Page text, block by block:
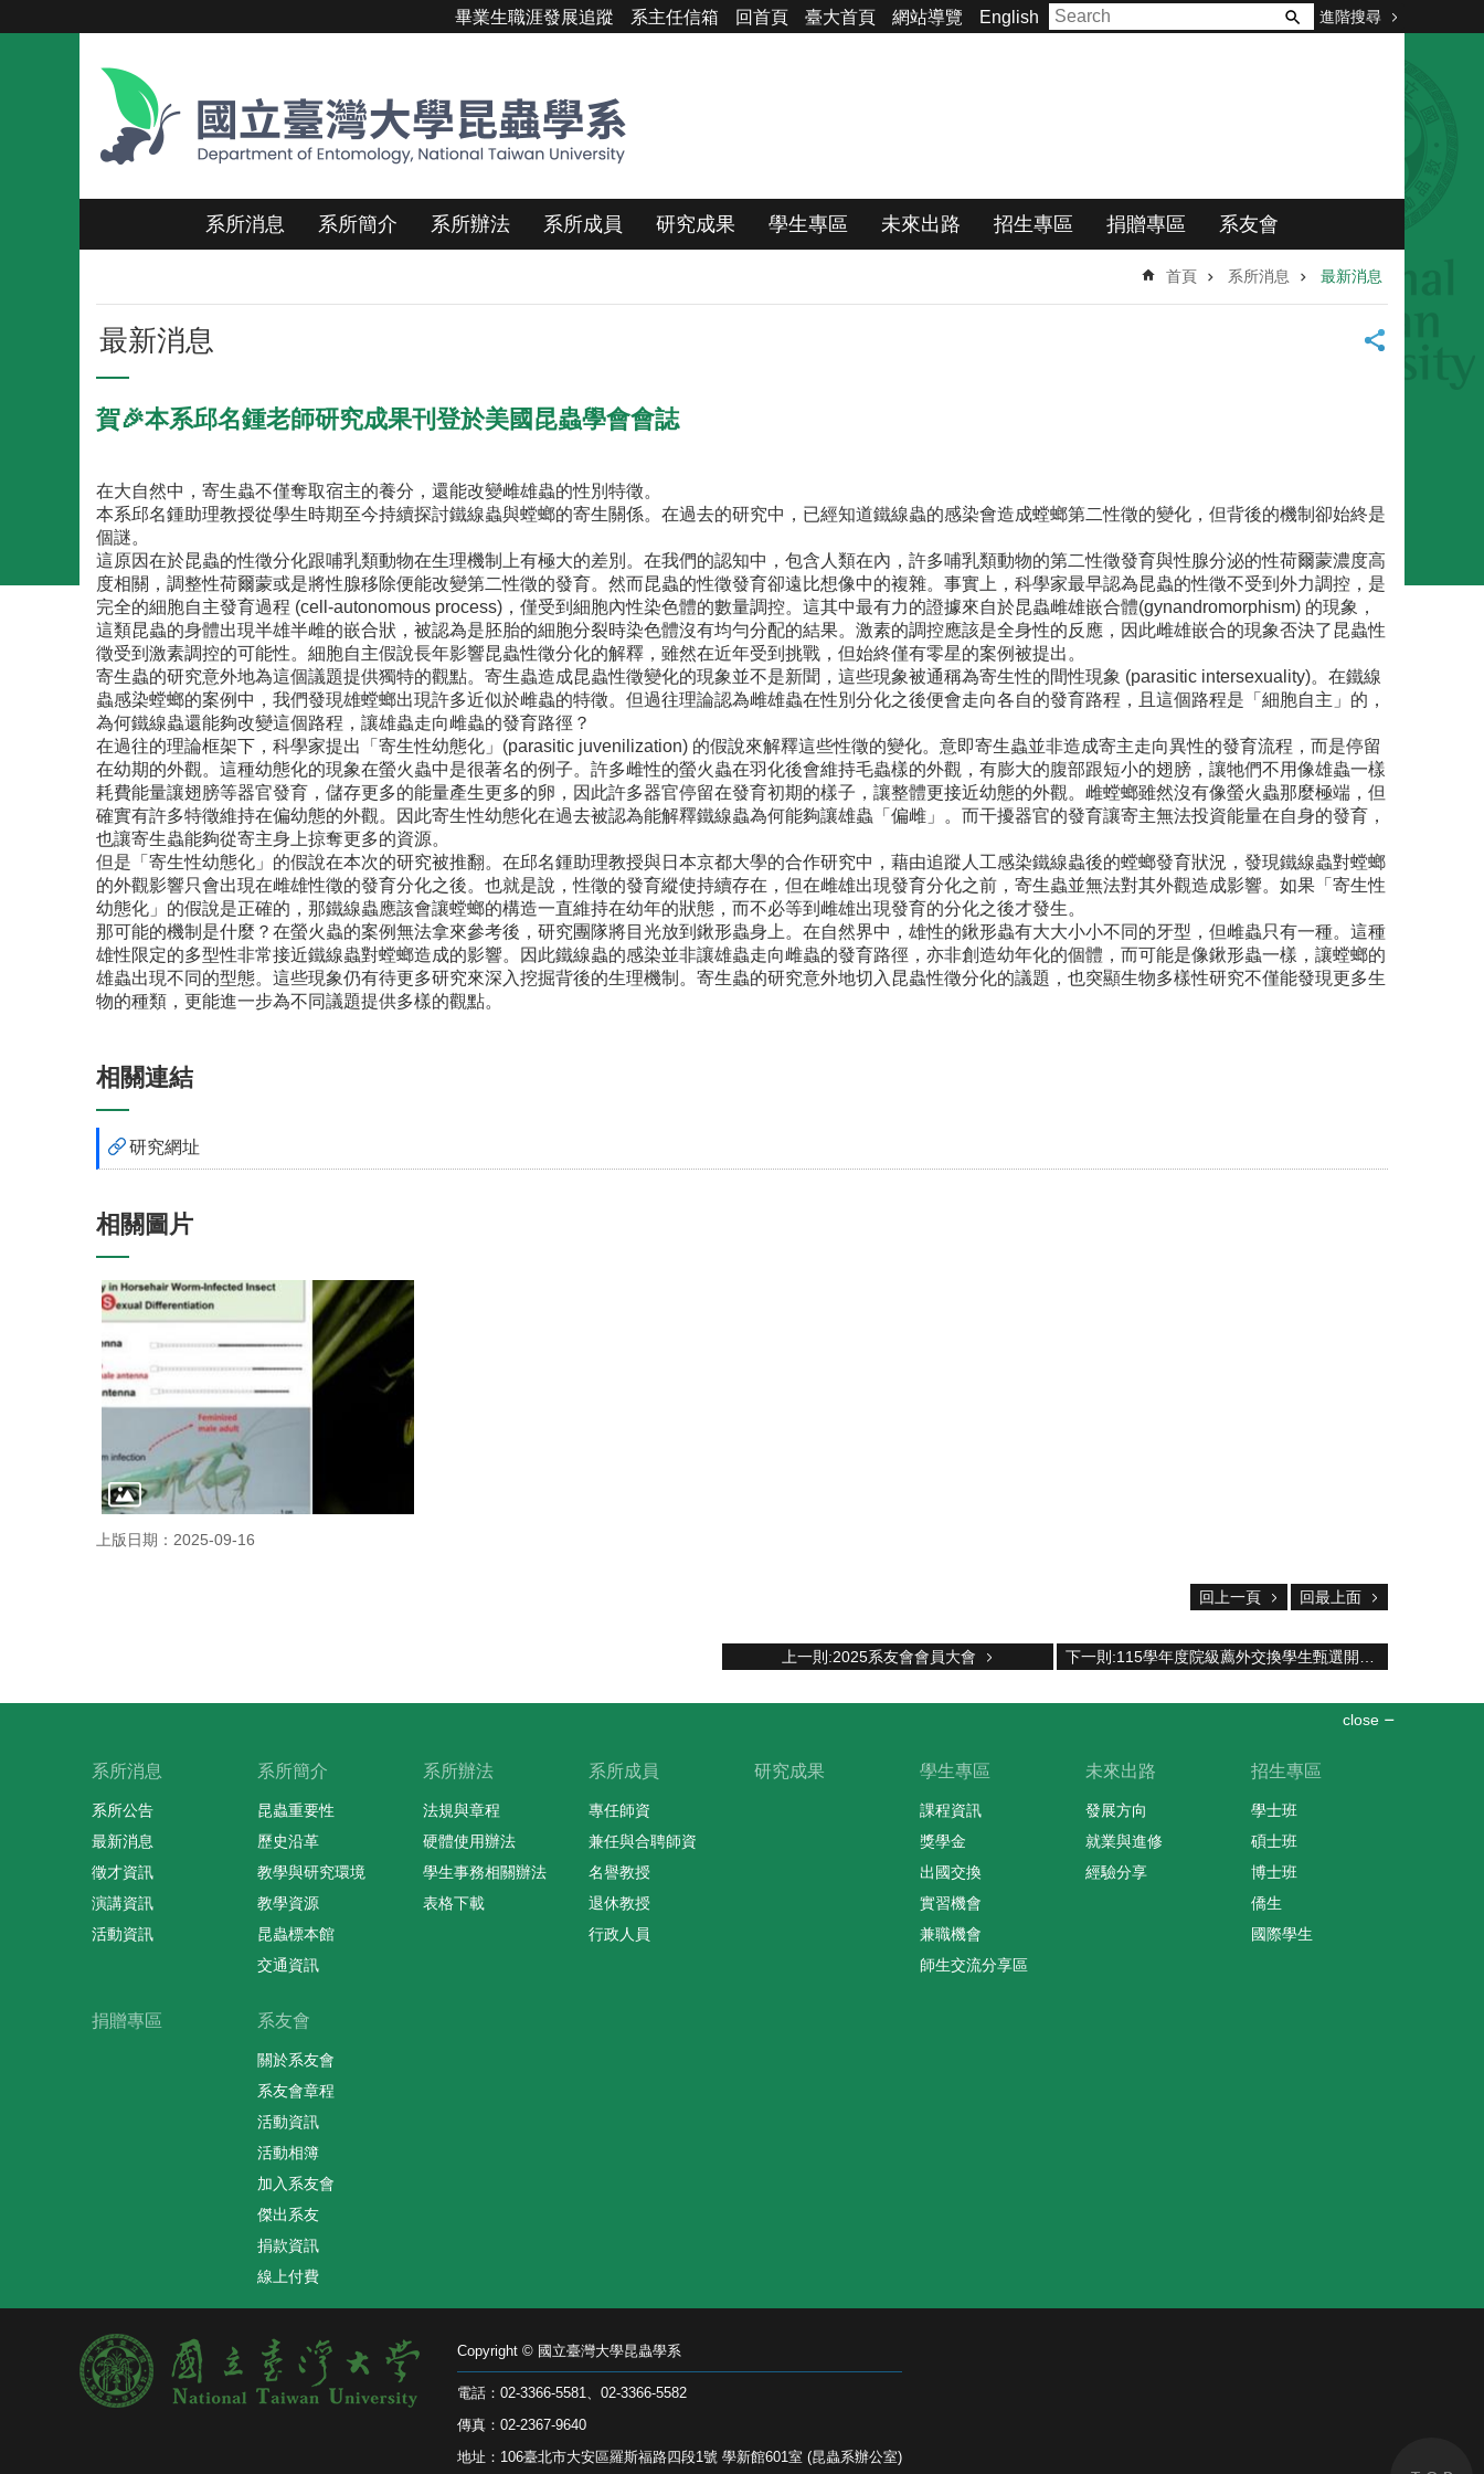
畢業生職涯發展追蹤 系主任信箱 回首頁 臺大首頁 網站導覽 English 進階搜尋
系所消息 系所簡介 系所辦法 系所成員 研究成果 學生專區 未來出路 招生專區 捐贈專區 系友會
首頁 系所消息 最新消息
最新消息
賀🎉本系邱名鍾老師研究成果刊登於美國昆蟲學會會誌
在大自然中，寄生蟲不僅奪取宿主的養分，還能改變雌雄蟲的性別特徵。
本系邱名鍾助理教授從學生時期至今持續探討鐵線蟲與螳螂的寄生關係。在過去的研究中，已經知道鐵線蟲的感染會造成螳螂第二性徵的變化，但背後的機制卻始終是
個謎。
這原因在於昆蟲的性徵分化跟哺乳類動物在生理機制上有極大的差別。在我們的認知中，包含人類在內，許多哺乳類動物的第二性徵發育與性腺分泌的性荷爾蒙濃度高
度相關，調整性荷爾蒙或是將性腺移除便能改變第二性徵的發育。然而昆蟲的性徵發育卻遠比想像中的複雜。事實上，科學家最早認為昆蟲的性徵不受到外力調控，是
完全的細胞自主發育過程 (cell-autonomous process)，僅受到細胞內性染色體的數量調控。這其中最有力的證據來自於昆蟲雌雄嵌合體(gynandromorphism) 的現象，
這類昆蟲的身體出現半雄半雌的嵌合狀，被認為是胚胎的細胞分裂時染色體沒有均勻分配的結果。激素的調控應該是全身性的反應，因此雌雄嵌合的現象否決了昆蟲性
徵受到激素調控的可能性。細胞自主假說長年影響昆蟲性徵分化的解釋，雖然在近年受到挑戰，但始終僅有零星的案例被提出。
寄生蟲的研究意外地為這個議題提供獨特的觀點。寄生蟲造成昆蟲性徵變化的現象並不是新聞，這些現象被通稱為寄生性的間性現象 (parasitic intersexuality)。在鐵線
蟲感染螳螂的案例中，我們發現雄螳螂出現許多近似於雌蟲的特徵。但過往理論認為雌雄蟲在性別分化之後便會走向各自的發育路程，且這個路程是「細胞自主」的，
為何鐵線蟲還能夠改變這個路程，讓雄蟲走向雌蟲的發育路徑？
在過往的理論框架下，科學家提出「寄生性幼態化」(parasitic juvenilization) 的假說來解釋這些性徵的變化。意即寄生蟲並非造成寄主走向異性的發育流程，而是停留
在幼期的外觀。這種幼態化的現象在螢火蟲中是很著名的例子。許多雌性的螢火蟲在羽化後會維持毛蟲樣的外觀，有膨大的腹部跟短小的翅膀，讓牠們不用像雄蟲一樣
耗費能量讓翅膀等器官發育，儲存更多的能量產生更多的卵，因此許多器官停留在發育初期的樣子，讓整體更接近幼態的外觀。雌螳螂雖然沒有像螢火蟲那麼極端，但
確實有許多特徵維持在偏幼態的外觀。因此寄生性幼態化在過去被認為能解釋鐵線蟲為何能夠讓雄蟲「偏雌」。而干擾器官的發育讓寄主無法投資能量在自身的發育，
也讓寄生蟲能夠從寄主身上掠奪更多的資源。
但是「寄生性幼態化」的假說在本次的研究被推翻。在邱名鍾助理教授與日本京都大學的合作研究中，藉由追蹤人工感染鐵線蟲後的螳螂發育狀況，發現鐵線蟲對螳螂
的外觀影響只會出現在雌雄性徵的發育分化之後。也就是說，性徵的發育縱使持續存在，但在雌雄出現發育分化之前，寄生蟲並無法對其外觀造成影響。如果「寄生性
幼態化」的假說是正確的，那鐵線蟲應該會讓螳螂的構造一直維持在幼年的狀態，而不必等到雌雄出現發育的分化之後才發生。
那可能的機制是什麼？在螢火蟲的案例無法拿來參考後，研究團隊將目光放到鍬形蟲身上。在自然界中，雄性的鍬形蟲有大大小小不同的牙型，但雌蟲只有一種。這種
雄性限定的多型性非常接近鐵線蟲對螳螂造成的影響。因此鐵線蟲的感染並非讓雄蟲走向雌蟲的發育路徑，亦非創造幼年化的個體，而可能是像鍬形蟲一樣，讓螳螂的
雄蟲出現不同的型態。這些現象仍有待更多研究來深入挖掘背後的生理機制。寄生蟲的研究意外地切入昆蟲性徵分化的議題，也突顯生物多樣性研究不僅能發現更多生
物的種類，更能進一步為不同議題提供多樣的觀點。
相關連結
研究網址
相關圖片
上版日期：2025-09-16
回上一頁 回最上面
上一則:2025系友會會員大會
close
系所消息
系所公告
最新消息
徵才資訊
演講資訊
活動資訊
系所簡介
昆蟲重要性
歷史沿革
教學與研究環境
教學資源
昆蟲標本館
交通資訊
系所辦法
法規與章程
硬體使用辦法
學生事務相關辦法
表格下載
系所成員
專任師資
兼任與合聘師資
名譽教授
退休教授
行政人員
研究成果 學生專區
課程資訊
獎學金
出國交換
實習機會
兼職機會
師生交流分享區
未來出路
發展方向
就業與進修
經驗分享
招生專區
學士班
碩士班
博士班
僑生
國際學生
捐贈專區 系友會
關於系友會
系友會章程
活動資訊
活動相簿
加入系友會
傑出系友
捐款資訊
線上付費
Copyright © 國立臺灣大學昆蟲學系
電話：02-3366-5581、02-3366-5582
傳真：02-2367-9640
地址：106臺北市大安區羅斯福路四段1號 學新館601室 (昆蟲系辦公室)